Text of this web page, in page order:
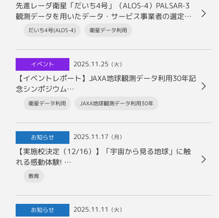
先進レーダ衛星「だいち4号」（ALOS-4）PALSAR-3
観測データを用いたデータ・サービス事業者の選定状
況について
だいち4号(ALOS-4) 衛星データ利用
イベント 2025.11.25 （火）
【イベントレポート】JAXA地球観測データ利用30年記
念シンポジウム
〜これまでの歩みと、これからの挑戦〜
衛星データ利用 JAXA地球観測データ利用30年
お知らせ 2025.11.17 （月）
【実施校決定（12/16）】「宇宙から見る地球」に触
れる感動体験!
衛星データがアップデートするわたしたちの視点。
教育
お知らせ 2025.11.11 （火）